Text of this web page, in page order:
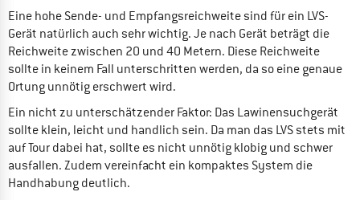
Eine hohe Sende- und Empfangsreichweite sind für ein LVS-
Gerät natürlich auch sehr wichtig. Je nach Gerät beträgt die
Reichweite zwischen 20 und 40 Metern. Diese Reichweite
sollte in keinem Fall unterschritten werden, da so eine genaue
Ortung unnötig erschwert wird.
Ein nicht zu unterschätzender Faktor: Das Lawinensuchgerät
sollte klein, leicht und handlich sein. Da man das LVS stets mit
auf Tour dabei hat, sollte es nicht unnötig klobig und schwer
ausfallen. Zudem vereinfacht ein kompaktes System die
Handhabung deutlich.